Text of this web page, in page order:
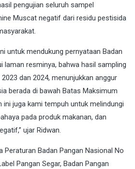
pengujian seluruh sampel
Muscat negatif dari residu pestisida
untuk mendukung pernyataan Badan
laman resminya, bahwa hasil sampling
dan 2024, menunjukkan anggur
berada di bawah Batas Maksimum
ini juga kami tempuh untuk melindungi
pada produk makanan, dan
ujar Ridwan.
Peraturan Badan Pangan Nasional No
Pangan Segar, Badan Pangan